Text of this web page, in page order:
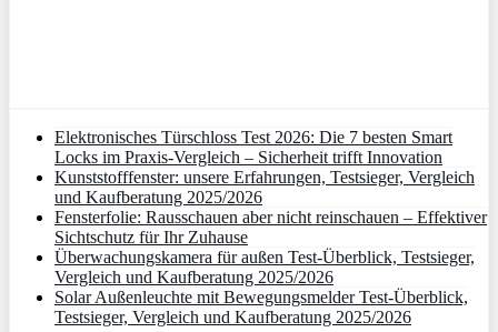
Elektronisches Türschloss Test 2026: Die 7 besten Smart
Locks im Praxis-Vergleich – Sicherheit trifft Innovation
Kunststofffenster: unsere Erfahrungen, Testsieger, Vergleich
und Kaufberatung 2025/2026
Fensterfolie: Rausschauen aber nicht reinschauen – Effektiver
Sichtschutz für Ihr Zuhause
Überwachungskamera für außen Test-Überblick, Testsieger,
Vergleich und Kaufberatung 2025/2026
Solar Außenleuchte mit Bewegungsmelder Test-Überblick,
Testsieger, Vergleich und Kaufberatung 2025/2026